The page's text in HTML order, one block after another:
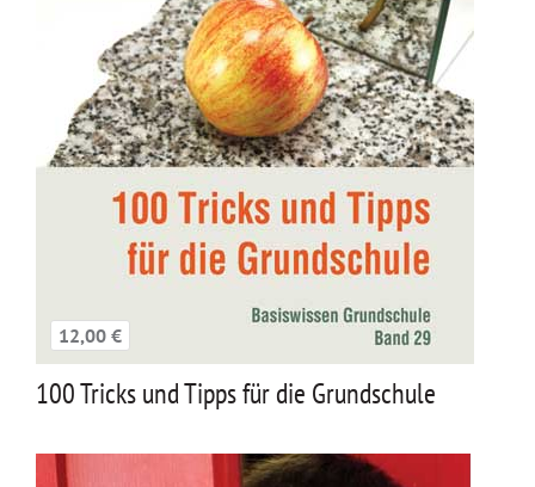
12,00 €
100 Tricks und Tipps für die Grundschule